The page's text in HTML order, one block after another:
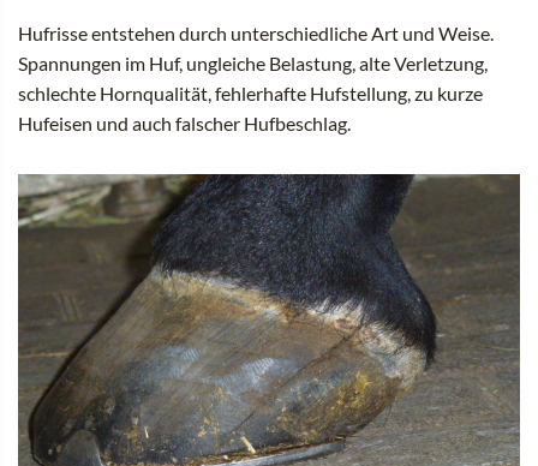
Hufrisse entstehen durch unterschiedliche Art und Weise.
Spannungen im Huf, ungleiche Belastung, alte Verletzung,
schlechte Hornqualität, fehlerhafte Hufstellung, zu kurze
Hufeisen und auch falscher Hufbeschlag.